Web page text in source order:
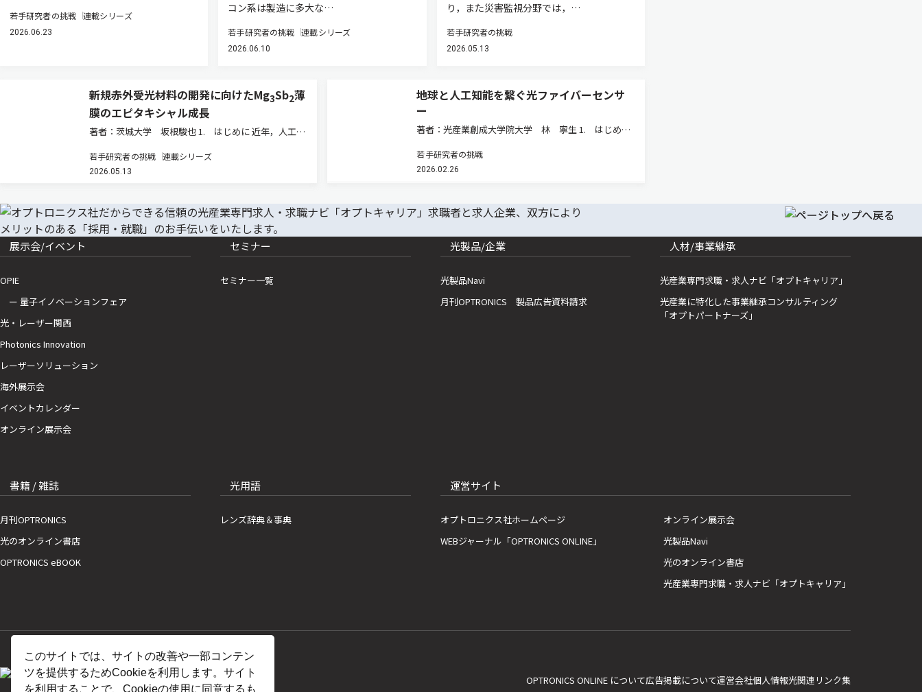
このサイトでは、サイトの改善や一部コンテン
ツを提供するためCookieを利用します。サイト
を利用することで、Cookieの使用に同意するも
若手研究者の挑戦 連載シリーズ
2026.06.23
コン系は製造に多大な…
若手研究者の挑戦 連載シリーズ
2026.06.10
り，また災害監視分野では，…
若手研究者の挑戦
2026.05.13
新規赤外受光材料の開発に向けたMg3Sb2薄
膜のエピタキシャル成長
著者：茨城大学 坂根駿也 1. はじめに 近年，人工知
ローン，自動運転技術などの急速な発展に伴い，多様
な波長帯域における赤外受光センサーの需要が飛躍的
若手研究者の挑戦 連載シリーズ
2026.05.13
地球と人工知能を繋ぐ光ファイバーセンサ
ー
著者：光産業創成大学院大学 林 寧生 1. はじめに
中で無意識に開くソーシャルネットワークサービス
（SNS）。そのコンテンツは人が作っている。生成AI
若手研究者の挑戦
2026.02.26
展示会/イベント
OPIE
ー 量子イノベーションフェア
光・レーザー関西
Photonics Innovation
レーザーソリューション
海外展示会
イベントカレンダー
オンライン展示会
セミナー
セミナー一覧
光製品/企業
光製品Navi
月刊OPTRONICS 製品広告資料請求
人材/事業継承
光産業専門求職・求人ナビ「オプトキャリア」
光産業に特化した事業継承コンサルティング
「オプトパートナーズ」
書籍 / 雑誌
月刊OPTRONICS
光のオンライン書店
OPTRONICS eBOOK
光用語
レンズ辞典＆事典
運営サイト
オプトロニクス社ホームページ
WEBジャーナル「OPTRONICS ONLINE」
オンライン展示会
光製品Navi
光のオンライン書店
光産業専門求職・求人ナビ「オプトキャリア」
OPTRONICS ONLINE について広告掲載について運営会社個人情報光関連リンク集